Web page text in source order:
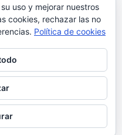
uso y mejorar nuestros
cookies, rechazar las no
Política de cookies